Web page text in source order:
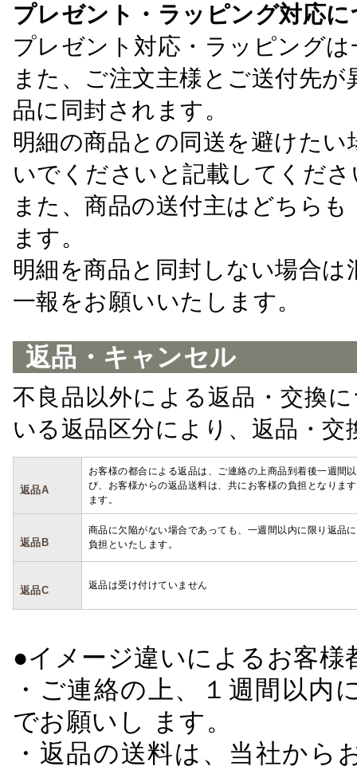
プレゼント・ラッピング対応
プレゼント対応・ラッピング
また、ご注文主様とご送付先
品に同封されます。
明細の商品との同送を避けた
いでくださいと記載してくださ
また、商品の送付主はどちら
ます。
明細を商品と同封しない場合
一報をお願いいたします。
返品・キャンセル
不良品以外による返品・交換
いる返品区分により、返品・
返品A
お客様の都合による返品は、ご連絡の上商品到着後一週間
び、お客様からの返品送料は、共にお客様の負担となりま
ます。
返品B
商品に欠陥がない場合であっても、一週間以内に限り返品
負担といたします。
返品C 返品は受け付けていません
●イメージ違いによるお客
・ご連絡の上、１週間以
でお願いし ます。
・返品の送料は、当社か